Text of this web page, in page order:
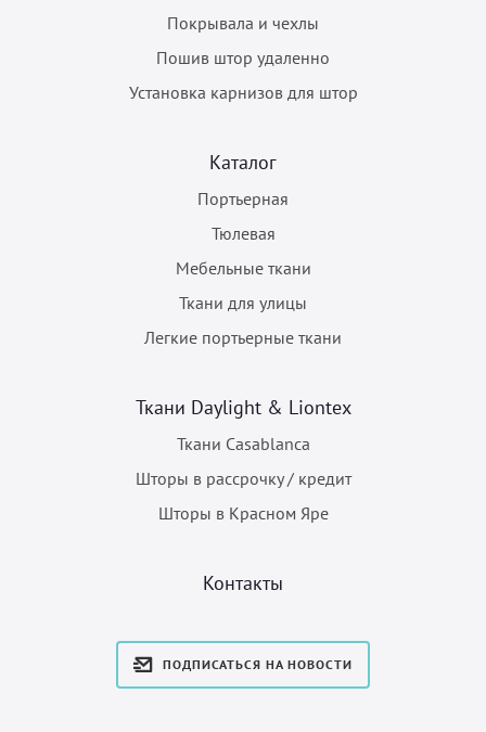
Покрывала и чехлы
Пошив штор удаленно
Установка карнизов для штор
Каталог
Портьерная
Тюлевая
Мебельные ткани
Ткани для улицы
Легкие портьерные ткани
Ткани Daylight & Liontex
Ткани Casablanca
Шторы в рассрочку / кредит
Шторы в Красном Яре
Контакты
ПОДПИСАТЬСЯ НА НОВОСТИ